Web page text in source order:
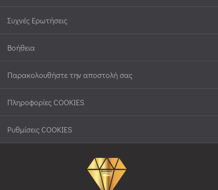
-
ΣΑΛΆΤΑΣ
ΜΑΧΑΊΡΙΑ
Συχνές Ερωτήσεις
Βοήθεια
Παρακολουθήστε την αποστολή σας
Πληροφορίες COOKIES
Ρυθμίσεις COOKIES